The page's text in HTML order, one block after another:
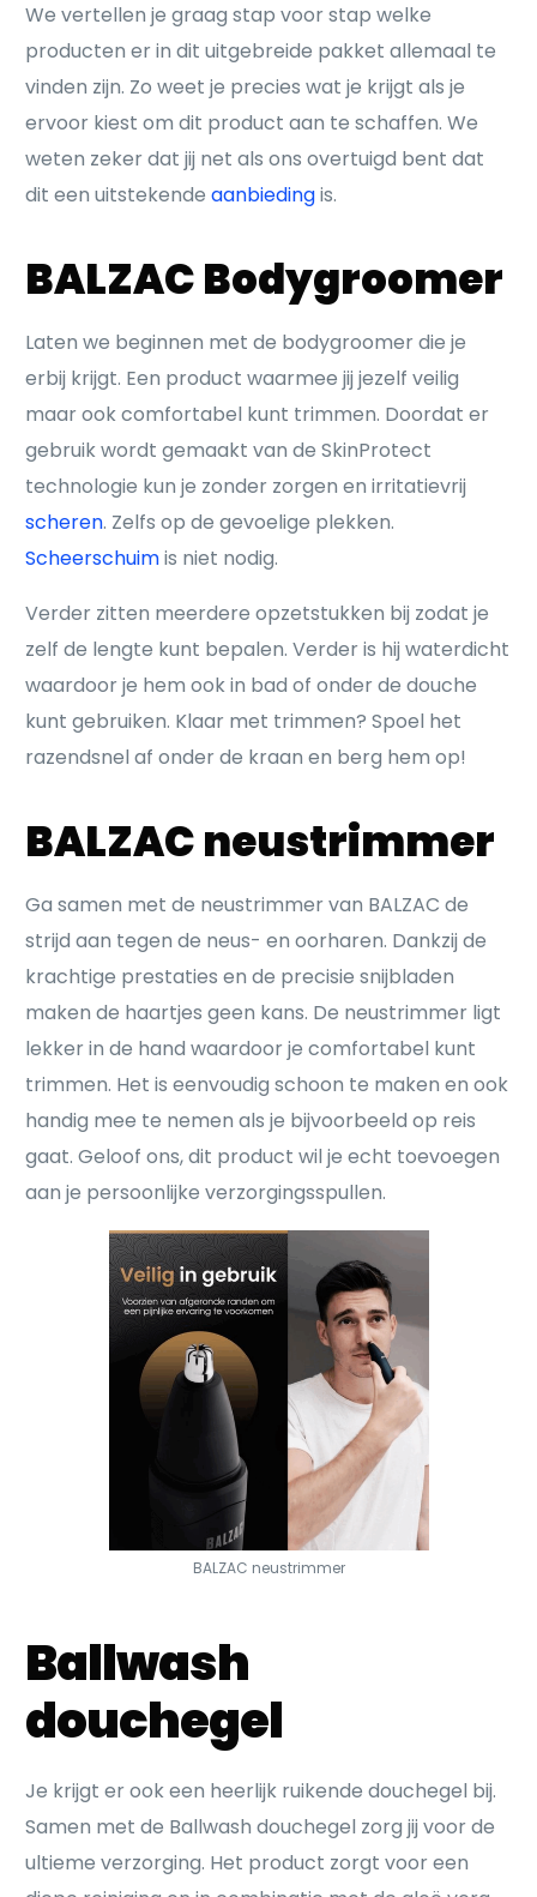
We vertellen je graag stap voor stap welke
producten er in dit uitgebreide pakket allemaal te
vinden zijn. Zo weet je precies wat je krijgt als je
ervoor kiest om dit product aan te schaffen. We
weten zeker dat jij net als ons overtuigd bent dat
dit een uitstekendeaanbiedingis.
BALZAC Bodygroomer
Laten we beginnen met de bodygroomer die je
erbij krijgt. Een product waarmee jij jezelf veilig
maar ook comfortabel kunt trimmen. Doordat er
gebruik wordt gemaakt van de SkinProtect
technologie kun je zonder zorgen en irritatievrij
scheren. Zelfs op de gevoelige plekken.
Scheerschuimis niet nodig.
Verder zitten meerdere opzetstukken bij zodat je
zelf de lengte kunt bepalen. Verder is hij waterdicht
waardoor je hem ook in bad of onder de douche
kunt gebruiken. Klaar met trimmen? Spoel het
razendsnel af onder de kraan en berg hem op!
BALZAC neustrimmer
Ga samen met de neustrimmer van BALZAC de
strijd aan tegen de neus- en oorharen. Dankzij de
krachtige prestaties en de precisie snijbladen
maken de haartjes geen kans. De neustrimmer ligt
lekker in de hand waardoor je comfortabel kunt
trimmen. Het is eenvoudig schoon te maken en ook
handig mee te nemen als je bijvoorbeeld op reis
gaat. Geloof ons, dit product wil je echt toevoegen
aan je persoonlijke verzorgingsspullen.
BALZAC neustrimmer
Ballwash
douchegel
Je krijgt er ook een heerlijk ruikende douchegel bij.
Samen met de Ballwash douchegel zorg jij voor de
ultieme verzorging. Het product zorgt voor een